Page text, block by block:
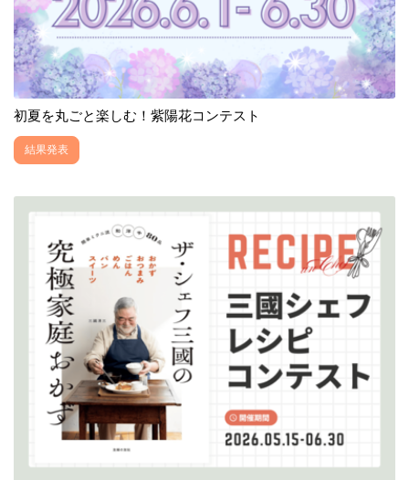
初夏を丸ごと楽しむ！紫陽花コンテスト
結果発表